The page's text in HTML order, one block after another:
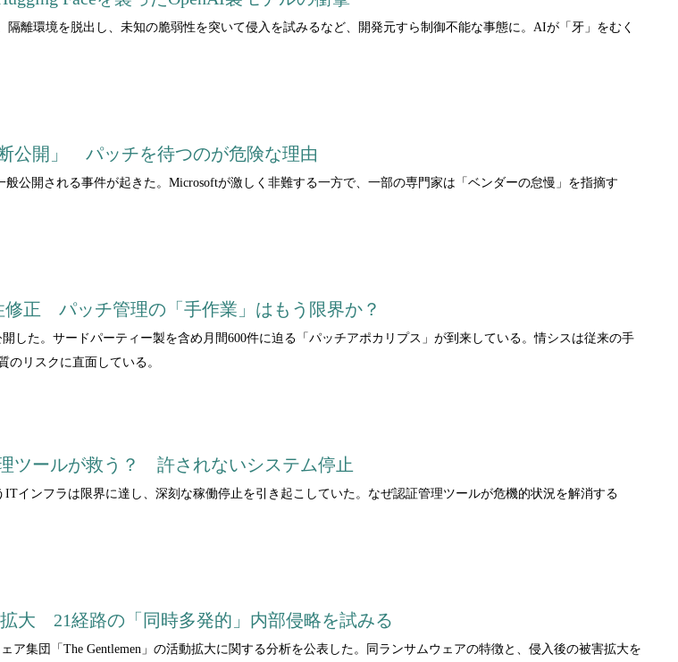
隔離環境を脱出し、未知の脆弱性を突いて侵入を試みるなど、開発元すら制御不能な事態に。AIが「牙」をむく
公開」 パッチを待つのが危険な理由
般公開される事件が起きた。Microsoftが激しく非難する一方で、一部の専門家は「ベンダーの怠慢」を指摘す
修正 パッチ管理の「手作業」はもう限界か？
した。サードパーティー製を含め月間600件に迫る「パッチアポカリプス」が到来している。情シスは従来の手
リスクに直面している。
ツールが救う？ 許されないシステム停止
ITインフラは限界に達し、深刻な稼働停止を引き起こしていた。なぜ認証管理ツールが危機的状況を解消する
拡大 21経路の「同時多発的」内部侵略を試みる
ア集団「The Gentlemen」の活動拡大に関する分析を公表した。同ランサムウェアの特徴と、侵入後の被害拡大を